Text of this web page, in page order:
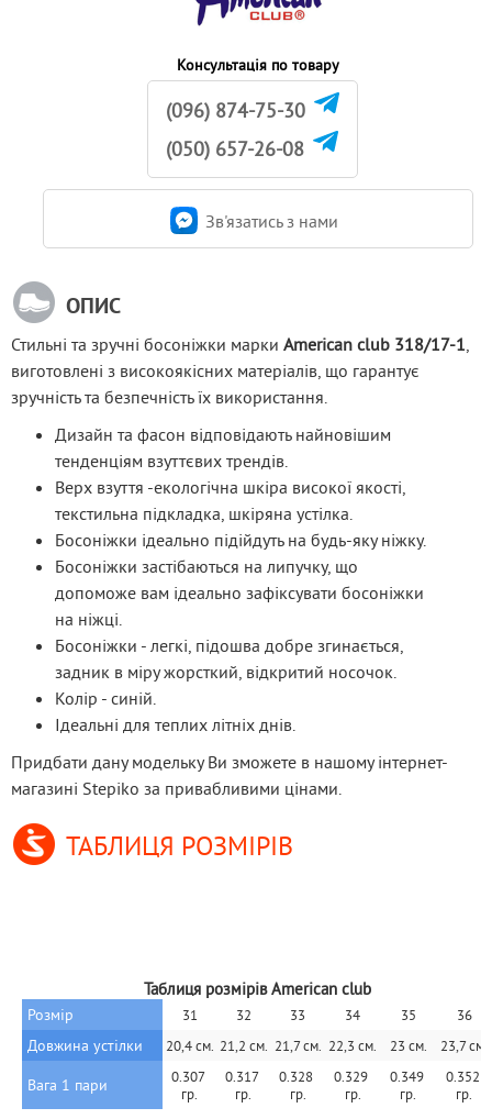
Консультація по товару
(096) 874-75-30
(050) 657-26-08
Зв'язатись з нами
ОПИС
Стильні та зручні босоніжки марки American club 318/17-1,
виготовлені з високоякісних матеріалів, що гарантує
зручність та безпечність їх використання.
Дизайн та фасон відповідають найновішим
тенденціям взуттєвих трендів.
Верх взуття -екологічна шкіра високої якості,
текстильна підкладка, шкіряна устілка.
Босоніжки ідеально підійдуть на будь-яку ніжку.
Босоніжки застібаються на липучку, що
допоможе вам ідеально зафіксувати босоніжки
на ніжці.
Босоніжки - легкі, підошва добре згинається,
задник в міру жорсткий, відкритий носочок.
Колір - синій.
Ідеальні для теплих літніх днів.
Придбати дану модельку Ви зможете в нашому інтернет-
магазині Stepiko за привабливими цінами.
ТАБЛИЦЯ РОЗМІРІВ
Таблиця розмірів American club
Розмір 31 32 33 34 35 36
Довжина устілки 20,4 см. 21,2 см. 21,7 см. 22,3 см. 23 см. 23,7 см.
Вага 1 пари
0.307
гр.
0.317
гр.
0.328
гр.
0.329
гр.
0.349
гр.
0.352
гр.